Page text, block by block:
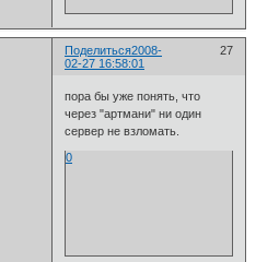
Поделиться 27
2008-
02-27 16:58:01
пора бы уже понять, что
через "артмани" ни один
сервер не взломать.
0